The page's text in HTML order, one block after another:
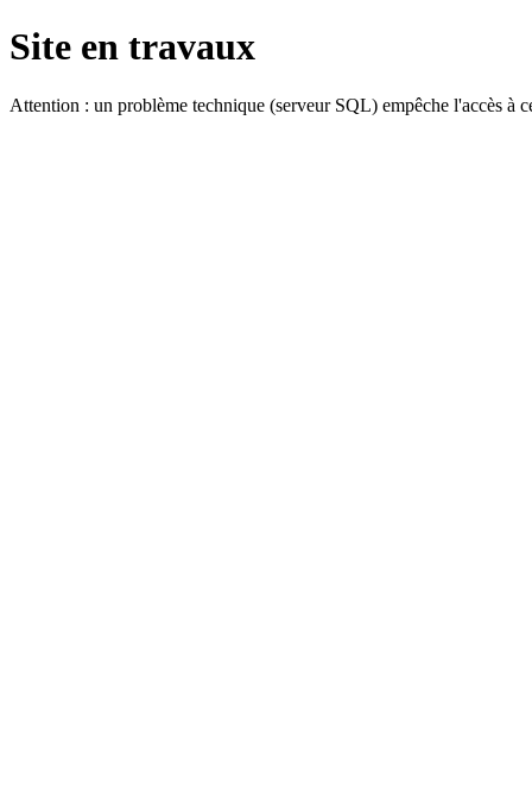
Site en travaux
Attention : un problème technique (serveur SQL) empêche l'accès à